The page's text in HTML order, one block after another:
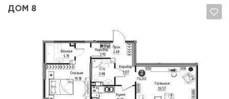
ДОМ 8